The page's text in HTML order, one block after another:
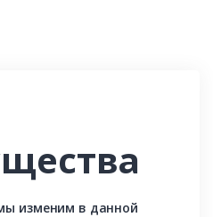
изменим в данной